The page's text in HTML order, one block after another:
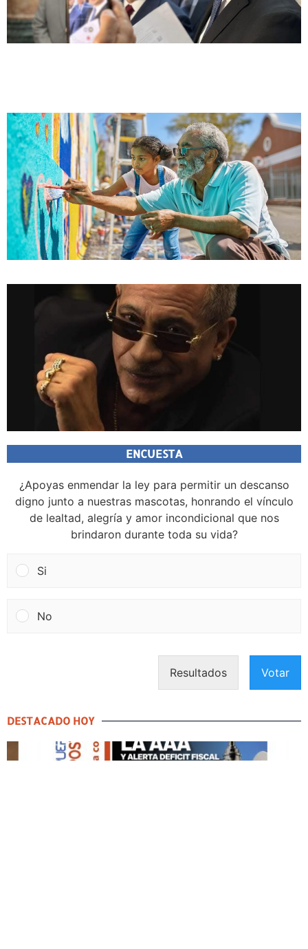
ENCUESTA
¿Apoyas enmendar la ley para permitir un descanso
digno junto a nuestras mascotas, honrando el vínculo
de lealtad, alegría y amor incondicional que nos
brindaron durante toda su vida?
Si
No
Resultados Votar
DESTACADO HOY